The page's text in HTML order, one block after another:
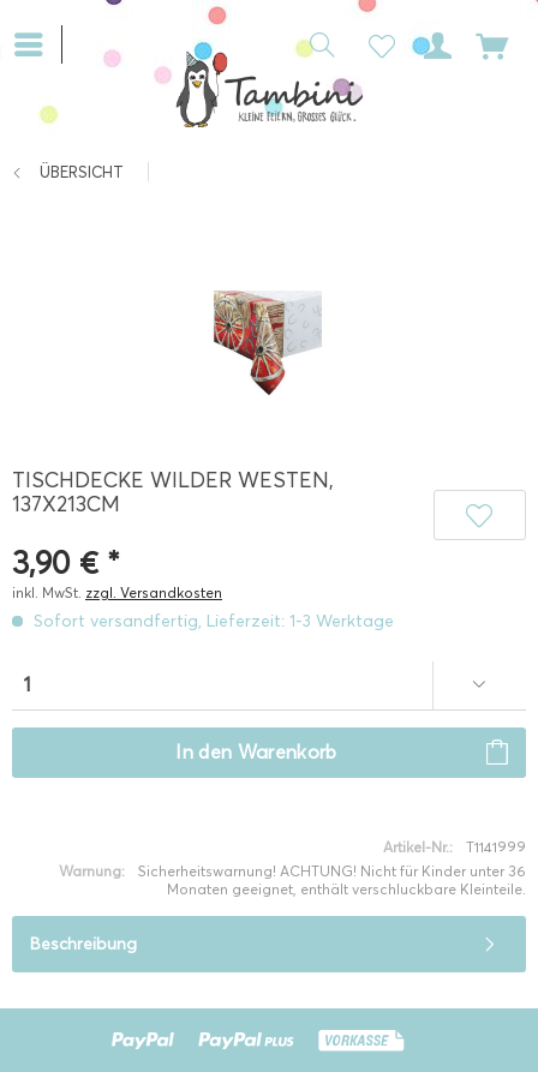
ÜBERSICHT
TISCHDECKE WILDER WESTEN,
137X213CM
3,90 € *
inkl. MwSt. zzgl. Versandkosten
Sofort versandfertig, Lieferzeit: 1-3 Werktage
In den Warenkorb
Artikel-Nr.:
T1141999
Warnung:
Sicherheitswarnung! ACHTUNG! Nicht für Kinder unter 36
Monaten geeignet, enthält verschluckbare Kleinteile.
Beschreibung